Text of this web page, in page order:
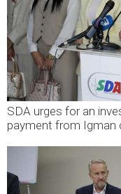
SDA urges for an
payment from Igman